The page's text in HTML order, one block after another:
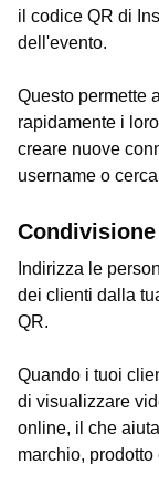
il codice QR di
dell'evento.
Questo permette
rapidamente i
creare nuove
username o
Indirizza le
dei clienti dalla
QR.
Quando i tuoi
di visualizzare
online, il che
marchio, prodotto